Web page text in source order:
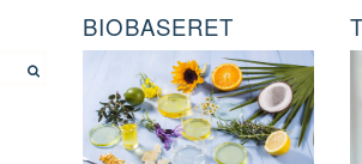
BIOBASERET